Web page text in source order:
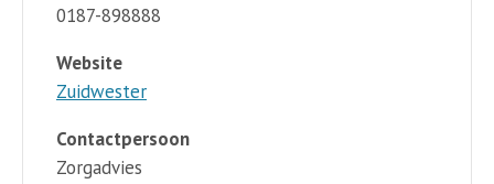
0187-898888
Website
Zuidwester
Contactpersoon
Zorgadvies